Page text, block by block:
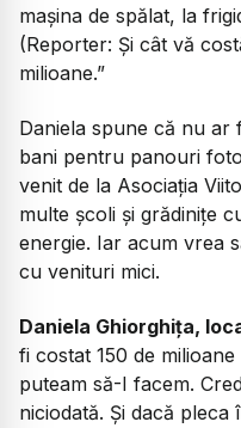
mașina de spălat, la
(Reporter: Și cât vă
milioane.”
Daniela spune că nu ar
bani pentru panouri
venit de la Asociația
multe școli și grădinițe
energie. Iar acum vrea
cu venituri mici.
Daniela Ghiorghița,
fi costat 150 de
puteam să-I facem.
niciodată. Și dacă pleca